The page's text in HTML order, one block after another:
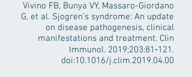
Vivino FB, Bunya VY, Massaro-Giordano
G, et al. Sjogren's syndrome: An update
on disease pathogenesis, clinical
manifestations and treatment. Clin
Immunol. 2019;203:81‐121.
doi:10.1016/j.clim.2019.04.00